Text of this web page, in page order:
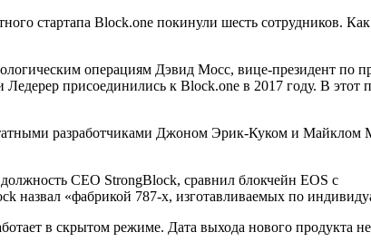
стартапа Block.one покинули шесть сотрудников.
операциям Дэвид Мосс, вице-президент по
присоединились к Block.one в 2017 году. В
разработчиками Джоном Эрик-Куком и Майклом
CEO StrongBlock, сравнил блокчейн EOS с
назвал «фабрикой 787-х, изготавливаемых по
в скрытом режиме. Дата выхода нового продукта